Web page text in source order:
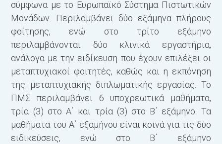
σύμφωνα με το Ευρωπαϊκό Σύστημα Πιστωτικών
Μονάδων. Περιλαμβάνει δύο εξάμηνα πλήρους
φοίτησης, ενώ στο τρίτο εξάμηνο
περιλαμβάνονται δύο κλινικά εργαστήρια,
ανάλογα με την ειδίκευση που έχουν επιλέξει οι
μεταπτυχιακοί φοιτητές, καθώς και η εκπόνηση
της μεταπτυχιακής διπλωματικής εργασίας. Το
ΠΜΣ περιλαμβάνει 6 υποχρεωτικά μαθήματα,
τρία (3) στο Α΄ και τρία (3) στο Β΄ εξάμηνο. Τα
μαθήματα του Α΄ εξαμήνου είναι κοινά για τις δύο
ειδικεύσεις, ενώ στο Β΄ εξάμηνο